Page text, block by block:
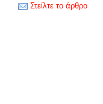
Στείλτε το άρθρο